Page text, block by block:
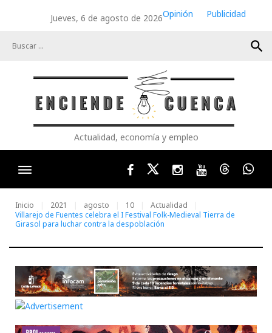
Jueves, 6 de agosto de 2026Opinión
Publicidad
search
Actualidad, economía y empleo
FacebookTwitterInstagram
YoutubeThreads
Inicio 2021 agosto 10
Actualidad
Villarejo de Fuentes celebra el I Festival Folk-Medieval Tierra de
Girasol para luchar contra la despoblación